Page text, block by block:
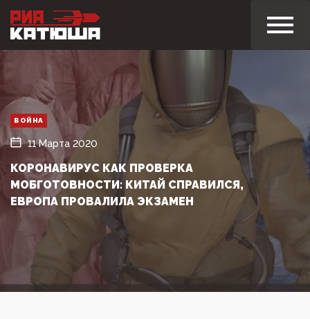
ВОЙНА
11 Марта 2020
КОРОНАВИРУС КАК ПРОВЕРКА
МОБГОТОВНОСТИ: КИТАЙ СПРАВИЛСЯ,
ЕВРОПА ПРОВАЛИЛА ЭКЗАМЕН